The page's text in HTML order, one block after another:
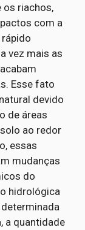
os riachos,
com a
vez mais as
Esse fato
devido
de áreas
ao redor
essas
mudanças
do
hidrológica
a quantidade